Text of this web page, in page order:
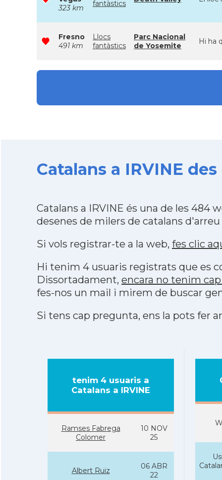
323 km
fantàstics
Fresno
491 km
Llocs
fantàstics
Parc Nacional
de Yosemite
Hi ha
Catalans a IRVINE
Catalans a IRVINE és una de les 484
desenes de milers de catalans
Si vols registrar-te a la web, fes clic
Hi tenim 4 usuaris registrats que es
Dissortadament, encara no tenim
fes-nos un mail i mirem de buscar
Si tens cap pregunta, ens la pots fer
tenim 4 usuaris a
Catalans a IRVINE
Ramses Fabrega
Colomer
10 NOV
25
Albert Ruiz
06 ABR
22